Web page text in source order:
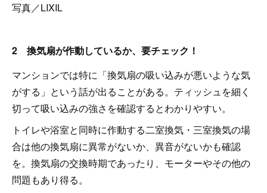
写真／LIXIL
2 換気扇が作動しているか、要チェック！
マンションでは特に「換気扇の吸い込みが悪いような気
がする」という話が出ることがある。ティッシュを細く
切って吸い込みの強さを確認するとわかりやすい。
トイレや浴室と同時に作動する二室換気・三室換気の場
合は他の換気扇に異常がないか、異音がないかも確認
を。換気扇の交換時期であったり、モーターやその他の
問題もあり得る。